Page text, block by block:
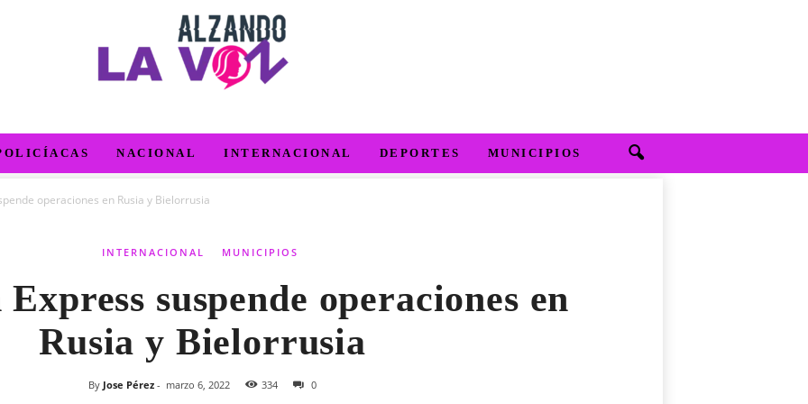
NACIONAL INTERNACIONAL DEPORTES MUNICIPIOS
operaciones en Rusia y Bielorrusia
INTERNACIONAL MUNICIPIOS
suspende operaciones en
Rusia y Bielorrusia
By Jose Pérez - marzo 6, 2022 334 0